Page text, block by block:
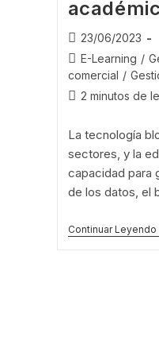
23/06/2023
E-Learning /
comercial /
2 minutos de
La tecnología
sectores, y la
capacidad para
de los datos, el
Continuar Leyendo